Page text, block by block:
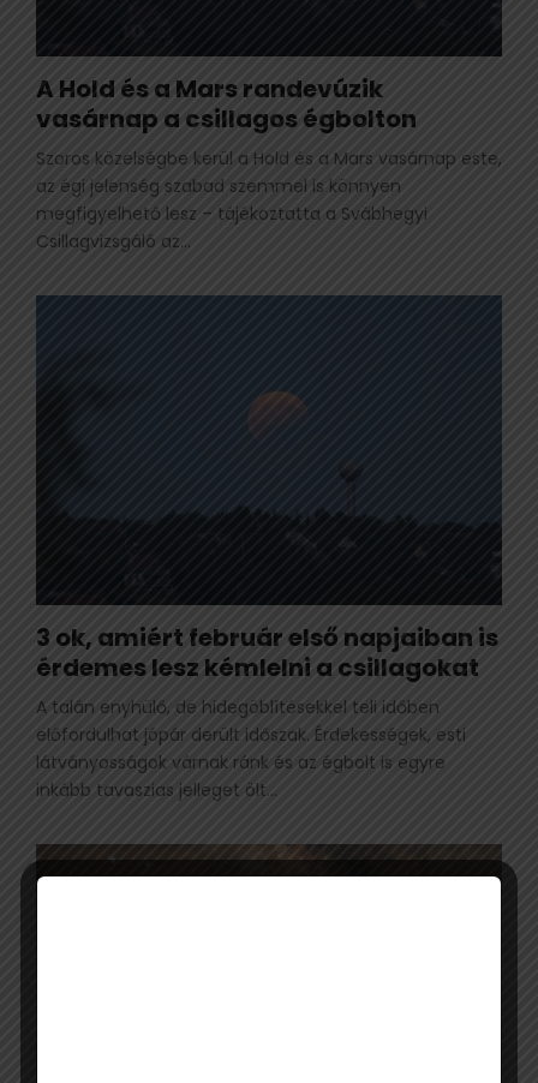
A Hold és a Mars randevúzik
vasárnap a csillagos égbolton
Szoros közelségbe kerül a Hold és a Mars vasárnap este,
az égi jelenség szabad szemmel is könnyen
megfigyelhető lesz – tájékoztatta a Svábhegyi
Csillagvizsgáló az...
3 ok, amiért február első napjaiban is
érdemes lesz kémlelni a csillagokat
A talán enyhülő, de hidegöblítésekkel teli időben
előfordulhat jópár derült időszak. Érdekességek, esti
látványosságok várnak ránk és az égbolt is egyre
inkább tavaszias jelleget ölt...